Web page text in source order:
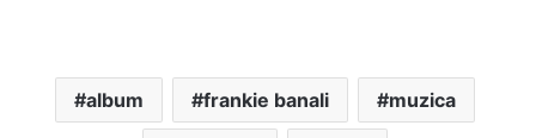
album frankie banali muzica